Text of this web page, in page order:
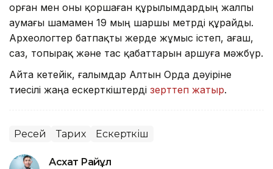
Қорған мен оны қоршаған құрылымдардың жалпы
аумағы шамамен 19 мың шаршы метрді құрайды.
Археологтер батпақты жерде жұмыс істеп, ағаш,
саз, топырақ және тас қабаттарын аршуға мәжбүр.
Айта кетейік, ғалымдар Алтын Орда дәуіріне
тиесілі жаңа ескерткіштерді зерттеп жатыр.
Ресей Тарих Ескерткіш
Асхат Райқұл